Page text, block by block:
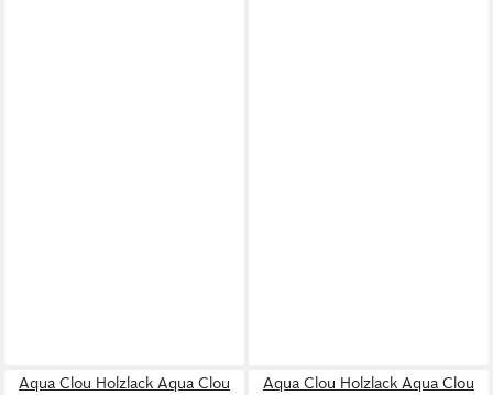
Aqua Clou Holzlack Aqua Clou
Aqua Clou Holzlack Aqua Clou